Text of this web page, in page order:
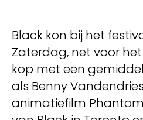
Black kon bij het
Zaterdag, net voor
kop met een
als Benny
animatiefilm